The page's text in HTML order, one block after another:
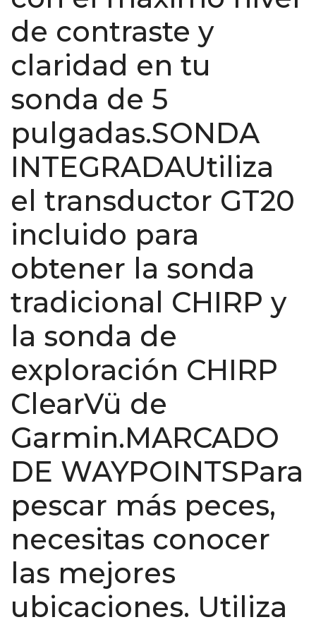
de contraste y
claridad en tu
sonda de 5
pulgadas.SONDA
INTEGRADAUtiliza
el transductor GT20
incluido para
obtener la sonda
tradicional CHIRP y
la sonda de
exploración CHIRP
ClearVü de
Garmin.MARCADO
DE WAYPOINTSPara
pescar más peces,
necesitas conocer
las mejores
ubicaciones. Utiliza